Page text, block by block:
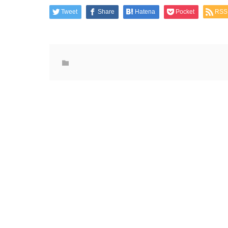
Tweet Share Hatena Pocket RSS